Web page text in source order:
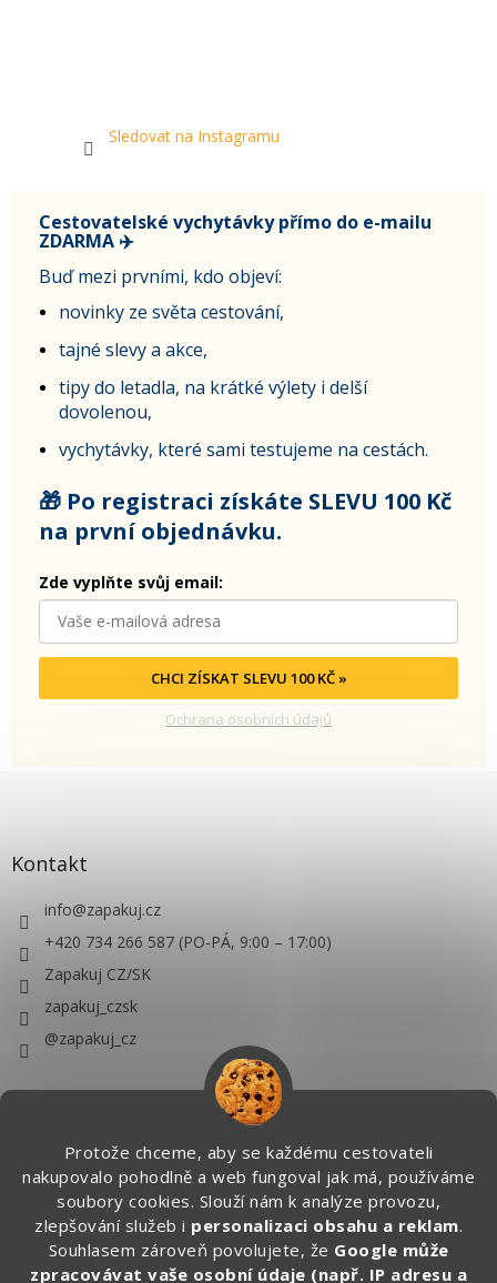
Protože chceme, aby se každému cestovateli
nakupovalo pohodlně a web fungoval jak má, používáme
soubory cookies. Slouží nám k analýze provozu,
zlepšování služeb i personalizaci obsahu a reklam.
Souhlasem zároveň povolujete, že Google může
zpracovávat vaše osobní údaje (např. IP adresu a
Sledovat na Instagramu
Cestovatelské vychytávky přímo do e-mailu
ZDARMA ✈️
Buď mezi prvními, kdo objeví:
novinky ze světa cestování,
tajné slevy a akce,
tipy do letadla, na krátké výlety i delší
dovolenou,
vychytávky, které sami testujeme na cestách.
🎁 Po registraci získáte SLEVU 100 Kč
na první objednávku.
Zde vyplňte svůj email:
CHCI ZÍSKAT SLEVU 100 KČ »
Ochrana osobních údajů
Kontakt
info@zapakuj.cz
+420 734 266 587 (PO-PÁ, 9:00 – 17:00)
Zapakuj CZ/SK
zapakuj_czsk
@zapakuj_cz